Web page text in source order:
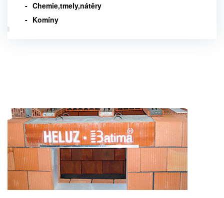
Chemie,tmely,nátěry
Komíny